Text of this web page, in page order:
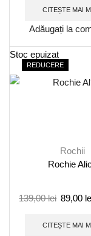
CITEȘTE MAI
Adăugați la
REDUCERE
Stoc epuizat
Rochii
Rochie
139,00lei 89,00
CITEȘTE MAI